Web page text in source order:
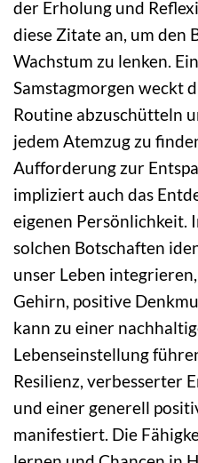
der Erholung und
diese Zitate an, um den
Wachstum zu lenken.
Samstagmorgen weckt
Routine abzuschütteln
jedem Atemzug zu
Aufforderung zur
impliziert auch das
eigenen Persönlichkeit.
solchen Botschaften
unser Leben
Gehirn, positive
kann zu einer
Lebenseinstellung
Resilienz, verbesserter
und einer generell
manifestiert. Die